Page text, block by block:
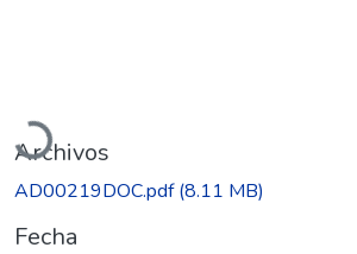
Cargando...
Archivos
AD00219DOC.pdf(8.11 MB)
Fecha